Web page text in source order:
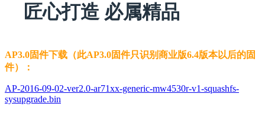
匠心打造 必属精品
AP3.0固件下载（此AP3.0固件只识别商业版6.4版本以后的固
件）：
AP-2016-09-02-ver2.0-ar71xx-generic-mw4530r-v1-squashfs-
sysupgrade.bin